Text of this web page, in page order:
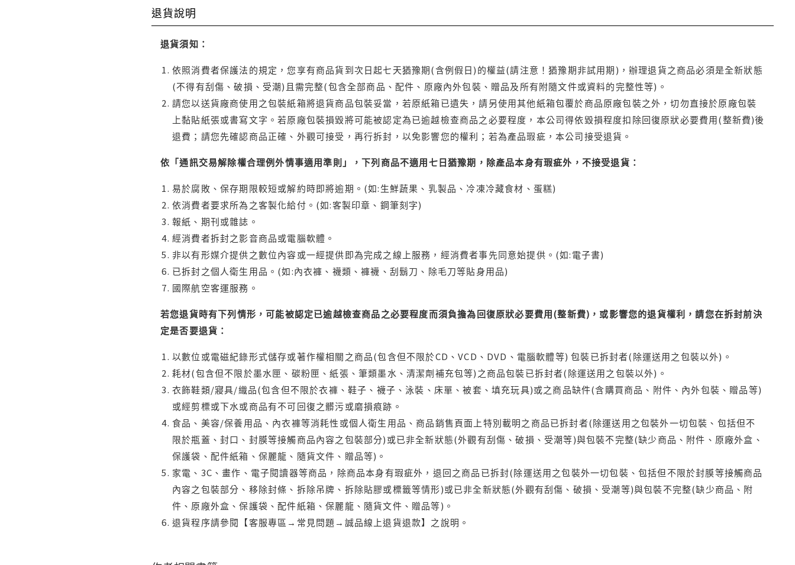
退貨說明
退貨須知：
依照消費者保護法的規定，您享有商品貨到次日起七天猶豫期(含例假日)的權益(請注意！猶豫期非試用期)，辦理退貨之商品必須是全新狀態
(不得有刮傷、破損、受潮)且需完整(包含全部商品、配件、原廠內外包裝、贈品及所有附隨文件或資料的完整性等)。
請您以送貨廠商使用之包裝紙箱將退貨商品包裝妥當，若原紙箱已遺失，請另使用其他紙箱包覆於商品原廠包裝之外，切勿直接於原廠包裝
上黏貼紙張或書寫文字。若原廠包裝損毀將可能被認定為已逾越檢查商品之必要程度，本公司得依毀損程度扣除回復原狀必要費用(整新費)後
退費；請您先確認商品正確、外觀可接受，再行拆封，以免影響您的權利；若為產品瑕疵，本公司接受退貨。
依「通訊交易解除權合理例外情事適用準則」，下列商品不適用七日猶豫期，除產品本身有瑕疵外，不接受退貨：
易於腐敗、保存期限較短或解約時即將逾期。(如:生鮮蔬果、乳製品、冷凍冷藏食材、蛋糕)
依消費者要求所為之客製化給付。(如:客製印章、鋼筆刻字)
報紙、期刊或雜誌。
經消費者拆封之影音商品或電腦軟體。
非以有形媒介提供之數位內容或一經提供即為完成之線上服務，經消費者事先同意始提供。(如:電子書)
已拆封之個人衛生用品。(如:內衣褲、襪類、褲襪、刮鬍刀、除毛刀等貼身用品)
國際航空客運服務。
若您退貨時有下列情形，可能被認定已逾越檢查商品之必要程度而須負擔為回復原狀必要費用(整新費)，或影響您的退貨權利，請您在拆封前決
定是否要退貨：
以數位或電磁紀錄形式儲存或著作權相關之商品(包含但不限於CD、VCD、DVD、電腦軟體等) 包裝已拆封者(除運送用之包裝以外)。
耗材(包含但不限於墨水匣、碳粉匣、紙張、筆類墨水、清潔劑補充包等)之商品包裝已拆封者(除運送用之包裝以外)。
衣飾鞋類/寢具/織品(包含但不限於衣褲、鞋子、襪子、泳裝、床單、被套、填充玩具)或之商品缺件(含購買商品、附件、內外包裝、贈品等)
或經剪標或下水或商品有不可回復之髒污或磨損痕跡。
食品、美容/保養用品、內衣褲等消耗性或個人衛生用品、商品銷售頁面上特別載明之商品已拆封者(除運送用之包裝外一切包裝、包括但不
限於瓶蓋、封口、封膜等接觸商品內容之包裝部分)或已非全新狀態(外觀有刮傷、破損、受潮等)與包裝不完整(缺少商品、附件、原廠外盒、
保護袋、配件紙箱、保麗龍、隨貨文件、贈品等)。
家電、3C、畫作、電子閱讀器等商品，除商品本身有瑕疵外，退回之商品已拆封(除運送用之包裝外一切包裝、包括但不限於封膜等接觸商品
內容之包裝部分、移除封條、拆除吊牌、拆除貼膠或標籤等情形)或已非全新狀態(外觀有刮傷、破損、受潮等)與包裝不完整(缺少商品、附
件、原廠外盒、保護袋、配件紙箱、保麗龍、隨貨文件、贈品等)。
退貨程序請參閱【客服專區→常見問題→誠品線上退貨退款】之說明。